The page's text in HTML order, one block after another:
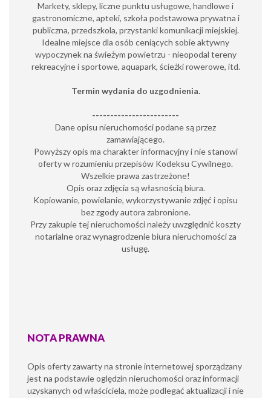
Markety, sklepy, liczne punktu usługowe, handlowe i
gastronomiczne, apteki, szkoła podstawowa prywatna i
publiczna, przedszkola, przystanki komunikacji miejskiej.
Idealne miejsce dla osób ceniących sobie aktywny
wypoczynek na świeżym powietrzu - nieopodal tereny
rekreacyjne i sportowe, aquapark, ścieżki rowerowe, itd.
Termin wydania do uzgodnienia.
------------------------
Dane opisu nieruchomości podane są przez
zamawiającego.
Powyższy opis ma charakter informacyjny i nie stanowi
oferty w rozumieniu przepisów Kodeksu Cywilnego.
Wszelkie prawa zastrzeżone!
Opis oraz zdjęcia są własnością biura.
Kopiowanie, powielanie, wykorzystywanie zdjęć i opisu
bez zgody autora zabronione.
Przy zakupie tej nieruchomości należy uwzględnić koszty
notarialne oraz wynagrodzenie biura nieruchomości za
usługę.
NOTA PRAWNA
Opis oferty zawarty na stronie internetowej sporządzany
jest na podstawie oględzin nieruchomości oraz informacji
uzyskanych od właściciela, może podlegać aktualizacji i nie